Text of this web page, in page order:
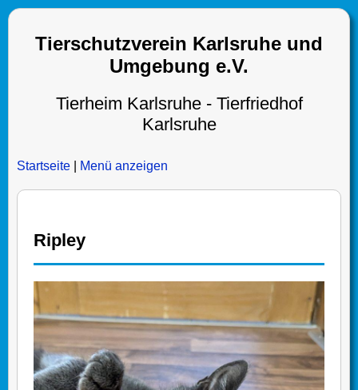
Tierschutzverein Karlsruhe und
Umgebung e.V.
Tierheim Karlsruhe - Tierfriedhof
Karlsruhe
Startseite Menü anzeigen
Ripley